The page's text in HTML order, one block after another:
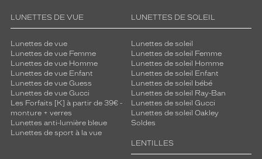
LUNETTES DE VUE
Lunettes de vue
Lunettes de vue Femme
Lunettes de vue Homme
Lunettes de vue Enfant
Lunettes de vue Guess
Lunettes de vue Gucci
Les Forfaits [K] à partir de 39€ -
monture + verres
Lunettes anti-lumière bleue
Lunettes de sport à la vue
LUNETTES DE SOLEIL
Lunettes de soleil
Lunettes de soleil Femme
Lunettes de soleil Homme
Lunettes de soleil Enfant
Lunettes de soleil bébé
Lunettes de soleil Ray-Ban
Lunettes de soleil Gucci
Lunettes de soleil Oakley
Soldes
LENTILLES